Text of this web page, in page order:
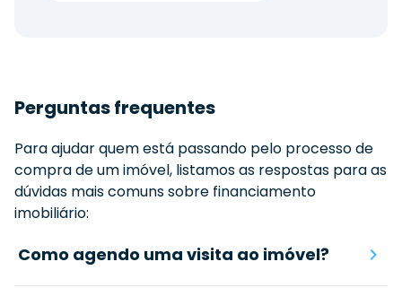
Perguntas frequentes
Para ajudar quem está passando pelo processo de
compra de um imóvel, listamos as respostas para as
dúvidas mais comuns sobre financiamento
imobiliário:
Como agendo uma visita ao imóvel?